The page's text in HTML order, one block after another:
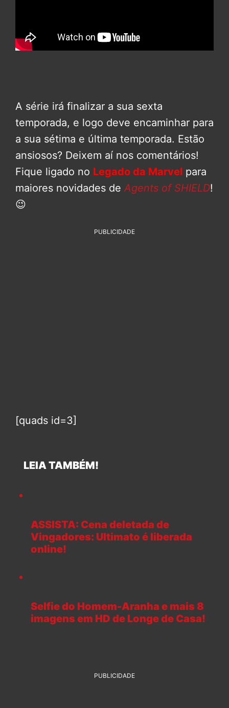
A série irá finalizar a sua sexta
temporada, e logo deve encaminhar para
a sua sétima e última temporada. Estão
ansiosos? Deixem aí nos comentários!
Fique ligado no Legado da Marvel para
maiores novidades de Agents of SHIELD!
😉
PUBLICIDADE
[quads id=3]
LEIA TAMBÉM!
ASSISTA: Cena deletada de
Vingadores: Ultimato é liberada
online!
Selfie do Homem-Aranha e mais 8
imagens em HD de Longe de Casa!
PUBLICIDADE